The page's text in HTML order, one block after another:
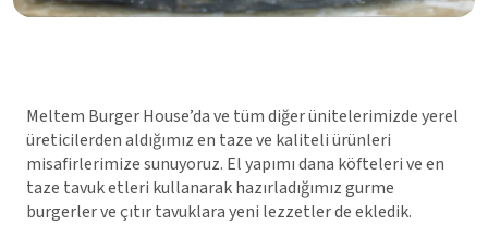
Meltem Burger House’da ve tüm diğer ünitelerimizde yerel
üreticilerden aldığımız en taze ve kaliteli ürünleri
misafirlerimize sunuyoruz. El yapımı dana köfteleri ve en
taze tavuk etleri kullanarak hazırladığımız gurme
burgerler ve çıtır tavuklara yeni lezzetler de ekledik.